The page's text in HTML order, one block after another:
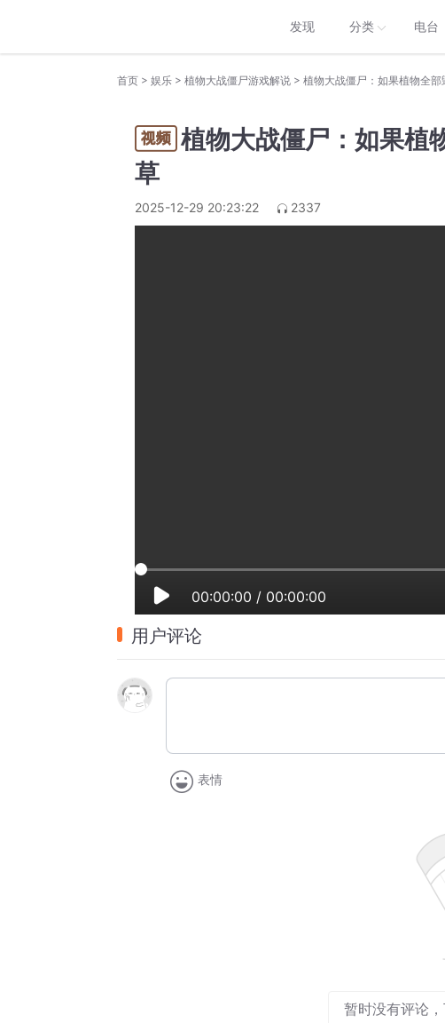
发现 分类 电台
首页 > 娱乐 > 植物大战僵尸游戏解说 > 植物大战僵尸：如果植物全
植物大战僵尸：如果植
草
2025-12-29 20:23:22 2337
00:00:00 / 00:00:00
用户评论
表情
暂时没有评论